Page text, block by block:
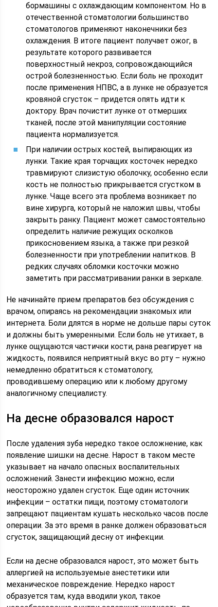
бормашины с охлаждающим компонентом. Но в
отечественной стоматологии большинство
стоматологов применяют наконечники без
охлаждения. В итоге пациент получает ожог, в
результате которого развивается
поверхностный некроз, сопровождающийся
острой болезненностью. Если боль не проходит
после применения НПВС, а в лунке не образуется
кровяной сгусток – придется опять идти к
доктору. Врач почистит лунке от отмерших
тканей, после этой манипуляции состояние
пациента нормализуется.
При наличии острых костей, выпирающих из
лунки. Такие края торчащих косточек нередко
травмируют слизистую оболочку, особенно если
кость не полностью прикрывается сгустком в
лунке. Чаще всего эта проблема возникает по
вине хирурга, который не наложил швы, чтобы
закрыть ранку. Пациент может самостоятельно
определить наличие режущих осколков
прикосновением языка, а также при резкой
болезненности при употреблении напитков. В
редких случаях обломки косточки можно
заметить при рассматривании ранки в зеркале.
Не начинайте прием препаратов без обсуждения с
врачом, опираясь на рекомендации знакомых или
интернета. Боли длятся в норме не дольше пары суток
и должны быть умеренными. Если боль не утихает, в
лунке ощущаются частички кости, рана реагирует на
жидкость, появился неприятный вкус во рту – нужно
немедленно обратиться к стоматологу,
проводившему операцию или к любому другому
аналогичному специалисту.
На десне образовался нарост
После удаления зуба нередко такое осложнение, как
появление шишки на десне. Нарост в таком месте
указывает на начало опасных воспалительных
осложнений. Занести инфекцию можно, если
неосторожно удален сгусток. Еще один источник
инфекции – остатки пищи, поэтому стоматологи
запрещают пациентам кушать несколько часов после
операции. За это время в ранке должен образоваться
сгусток, защищающий десну от инфекции.
Если на десне образовался нарост, это может быть
аллергией на используемые анестетики или
механическое повреждение. Нередко нарост
образуется там, куда вводили укол, такое